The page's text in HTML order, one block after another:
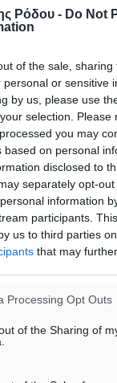
Ρόδου - Do Not
of the sale,
personal or sensitive
by us, please use
selection. Please
you may
based on personal
disclosed to
separately opt-
information
participants.
us to third parties
that may
Processing Opt Outs
of the Sharing of